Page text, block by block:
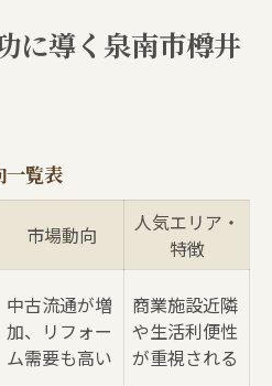
に導く泉南市樽井
一覧表
市場動向
人気エリア・
特徴
中古流通が増
加、リフォー
ム需要も高い
商業施設近隣
や生活利便性
が重視される